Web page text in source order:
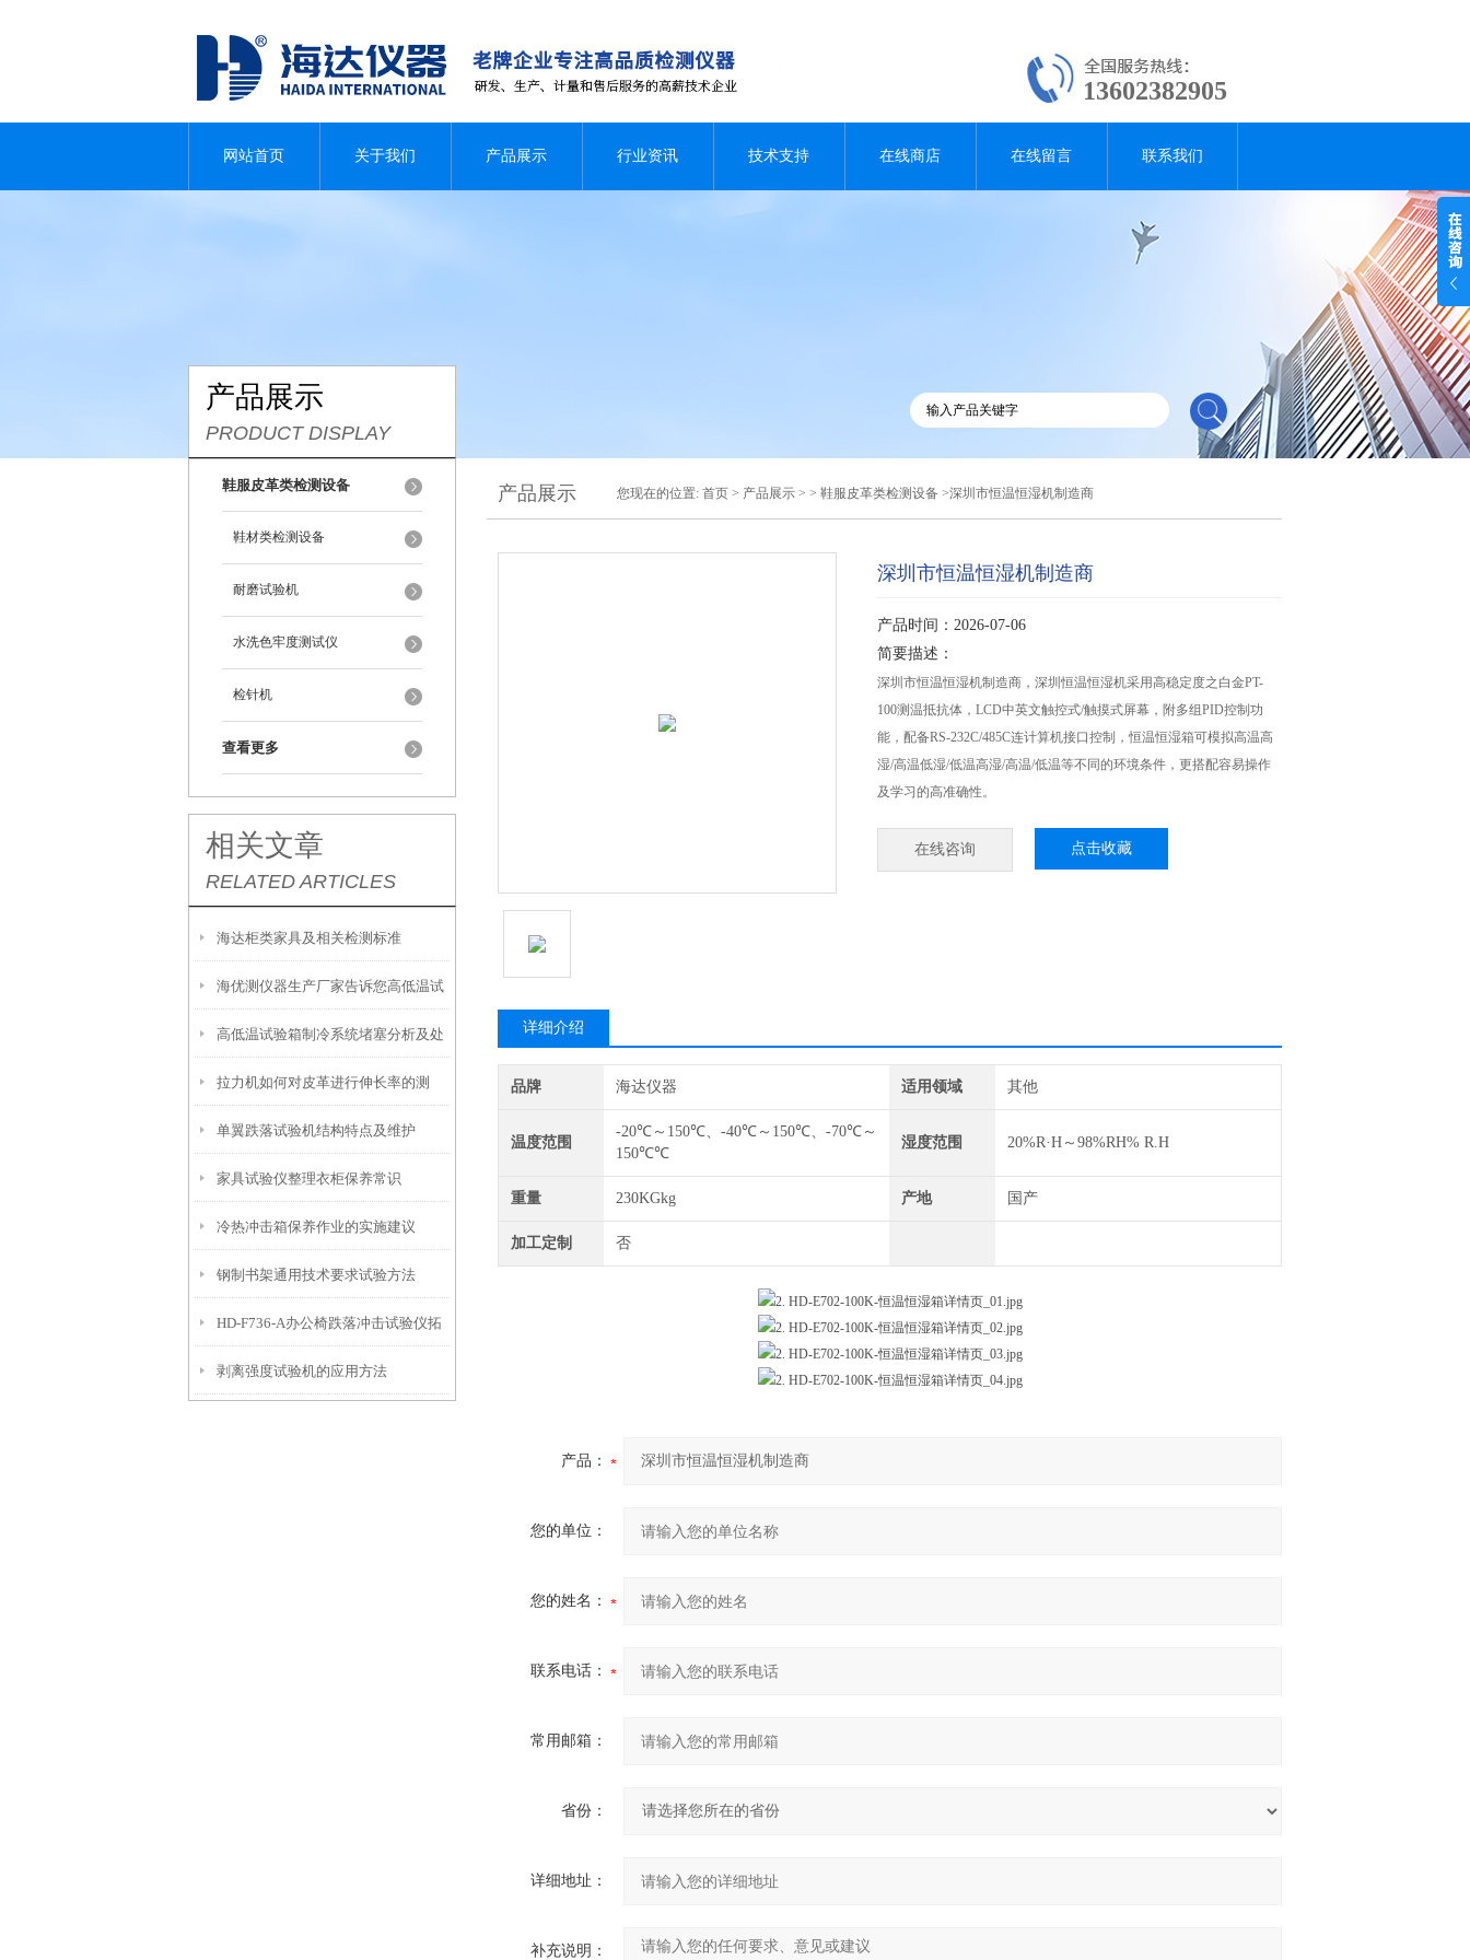
13602382905
网站首页 关于我们 产品展示 行业资讯 技术支持 在线商店 在线留言 联系我们
产品展示
PRODUCT DISPLAY
鞋服皮革类检测设备
鞋材类检测设备
耐磨试验机
水洗色牢度测试仪
检针机
查看更多
相关文章
RELATED ARTICLES
海达柜类家具及相关检测标准
海优测仪器生产厂家告诉您高低温试
验箱如何维护和保养？
高低温试验箱制冷系统堵塞分析及处
理
拉力机如何对皮革进行伸长率的测
试？
单翼跌落试验机结构特点及维护
家具试验仪整理衣柜保养常识
冷热冲击箱保养作业的实施建议
钢制书架通用技术要求试验方法
HD-F736-A办公椅跌落冲击试验仪拓
展知识
剥离强度试验机的应用方法
产品展示 您现在的位置: 首页 > 产品展示 > > 鞋服皮革类检测设备 >深圳市恒温恒湿机制造商
深圳市恒温恒湿机制造商
产品时间：2026-07-06
简要描述：
深圳市恒温恒湿机制造商，深圳恒温恒湿机采用高稳定度之白金PT-
100测温抵抗体，LCD中英文触控式/触摸式屏幕，附多组PID控制功
能，配备RS-232C/485C连计算机接口控制，恒温恒湿箱可模拟高温高
湿/高温低湿/低温高湿/高温/低温等不同的环境条件，更搭配容易操作
及学习的高准确性。
在线咨询 点击收藏
详细介绍
品牌 海达仪器 适用领域 其他
温度范围
-20℃～150℃、-40℃～150℃、-70℃～
150℃℃
湿度范围 20%R·H～98%RH% R.H
重量 230KGkg 产地 国产
加工定制 否
产品：
您的单位：
您的姓名：
联系电话：
常用邮箱：
省份：
详细地址：
补充说明：